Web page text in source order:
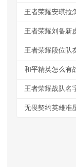
王者荣耀刘备新
王者荣耀段位队
和平精英怎么有
无畏契约英雄准